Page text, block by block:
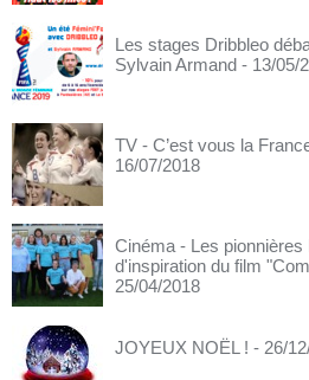
Les stages Dribbleo
Sylvain Armand - 13/05/
TV - C’est vous la
16/07/2018
Cinéma - Les
d'inspiration du film
25/04/2018
JOYEUX NOËL ! - 26/